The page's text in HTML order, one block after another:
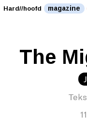
Britse teevee." />
Hard//hoofd magazine
The